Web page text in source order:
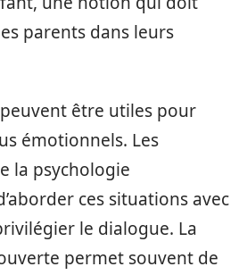
parents dans leurs
peuvent être utiles pour
émotionnels. Les
la psychologie
ces situations avec
le dialogue. La
permet souvent de